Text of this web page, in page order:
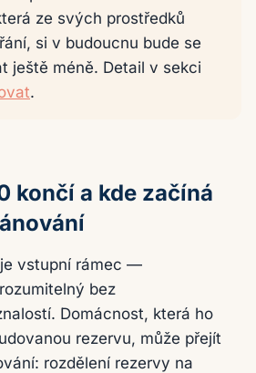
ze svých prostředků
si v budoucnu bude se
ještě méně. Detail v sekci
.
končí a kde začíná
vstupní rámec —
bez
Domácnost, která ho
rezervu, může přejít
rozdělení rezervy na